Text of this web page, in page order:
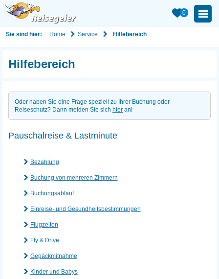
0
Sie sind hier: Home Service Hilfebereich
Hilfebereich
Oder haben Sie eine Frage speziell zu Ihrer Buchung oder
Reiseschutz? Dann melden Sie sich hier an!
Pauschalreise & Lastminute
Bezahlung
Buchung von mehreren Zimmern
Buchungsablauf
Einreise- und Gesundheitsbestimmungen
Flugzeiten
Fly & Drive
Gepäckmitnahme
Kinder und Babys